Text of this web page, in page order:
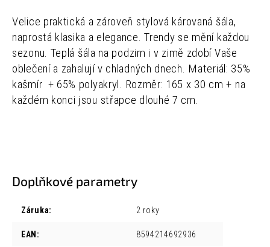
Velice praktická a zároveň stylová károvaná šála,
naprostá klasika a elegance. Trendy se mění každou
sezonu. Teplá šála na podzim i v zimě zdobí Vaše
oblečení a zahalují v chladných dnech. Materiál: 35%
kašmír + 65% polyakryl. Rozměr: 165 x 30 cm + na
každém konci jsou střapce dlouhé 7 cm.
Doplňkové parametry
Záruka: 2 roky
EAN : 8594214692936